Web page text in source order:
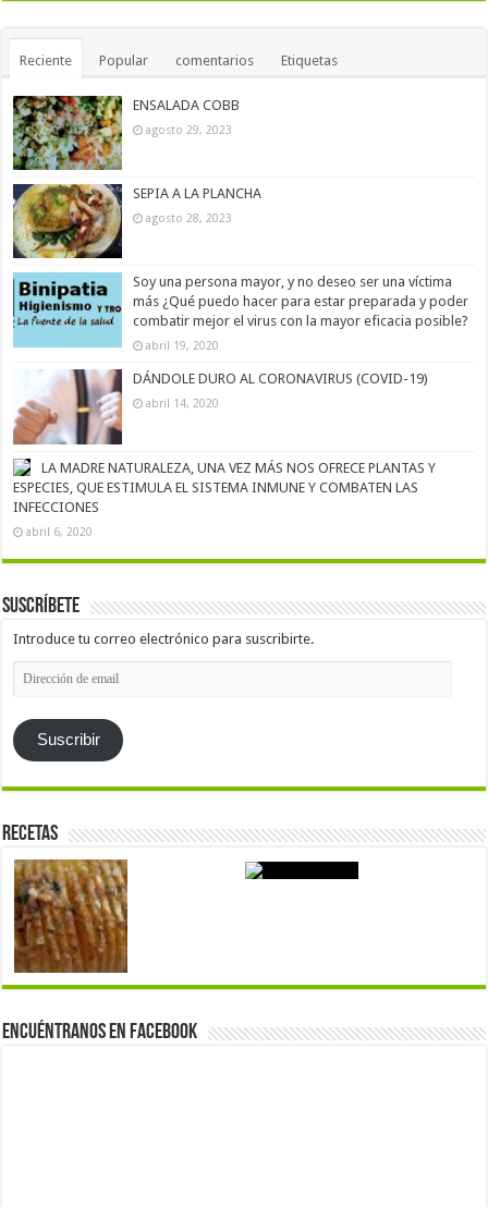
Reciente Popular comentarios Etiquetas
ENSALADA COBB
agosto 29, 2023
SEPIA A LA PLANCHA
agosto 28, 2023
Soy una persona mayor, y no deseo ser una víctima
más ¿Qué puedo hacer para estar preparada y poder
combatir mejor el virus con la mayor eficacia posible?
abril 19, 2020
DÁNDOLE DURO AL CORONAVIRUS (COVID-19)
abril 14, 2020
LA MADRE NATURALEZA, UNA VEZ MÁS NOS OFRECE PLANTAS Y
ESPECIES, QUE ESTIMULA EL SISTEMA INMUNE Y COMBATEN LAS
INFECCIONES
abril 6, 2020
Suscríbete
Introduce tu correo electrónico para suscribirte.
Dirección
de
email
Suscribir
Recetas
Encuéntranos en Facebook